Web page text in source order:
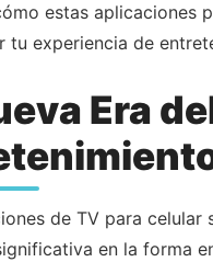
estas aplicaciones
tu experiencia de
Era
de TV para celular
en la forma